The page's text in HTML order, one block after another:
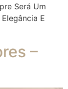
Será Um
E
–